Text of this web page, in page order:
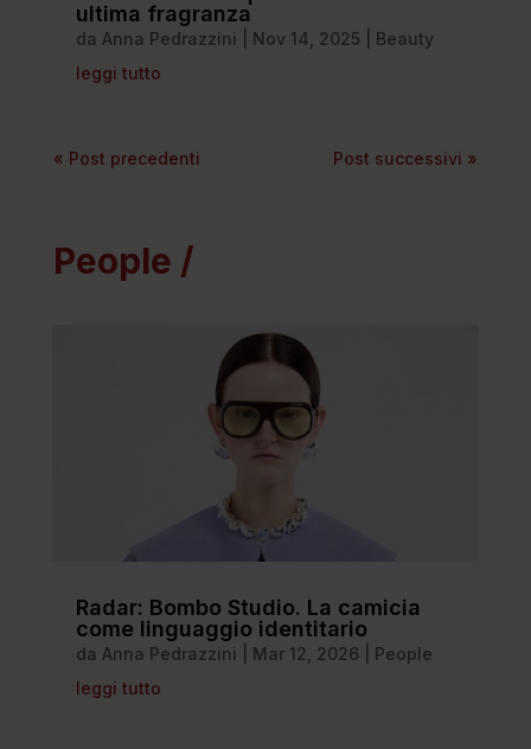
ultima fragranza
da Anna Pedrazzini Nov 14, 2025
Beauty
leggi tutto
« Post precedenti Post successivi »
People /
Radar: Bombo Studio. La camicia
come linguaggio identitario
da Anna Pedrazzini Mar 12, 2026
People
leggi tutto